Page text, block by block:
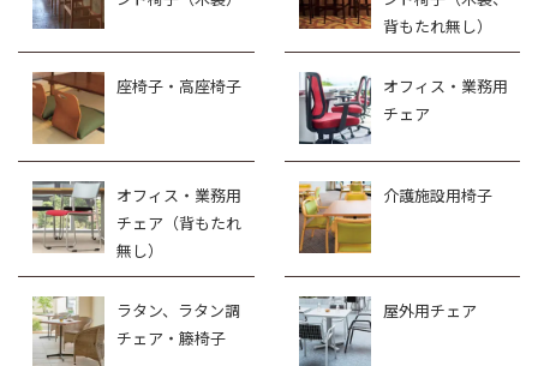
背もたれ無し）
座椅子・高座椅子
オフィス・業務用
チェア
オフィス・業務用
チェア（背もたれ
無し）
介護施設用椅子
ラタン、ラタン調
チェア・籐椅子
屋外用チェア